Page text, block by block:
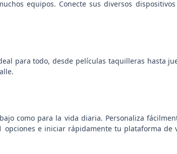
equipos. Conecte sus diversos
para todo, desde películas taquilleras hasta
como para la vida diaria. Personaliza
e iniciar rápidamente tu plataforma de